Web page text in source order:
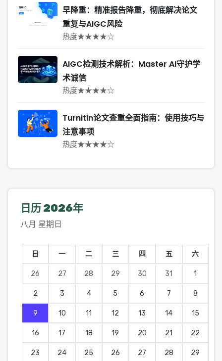
早降重：精准报告降重，彻底解决论文
重复与AIGC风险
热度★★★★☆
AIGC检测技术解析：Master AI守护学
术诚信
热度★★★★☆
Turnitin论文查重全面指南：使用技巧与
注意事项
热度★★★★☆
日历 2026年
八月 星期日
日 一 二 三 四 五 六
26 27 28 29 30 31 1
2 3 4 5 6 7 8
9 10 11 12 13 14 15
16 17 18 19 20 21 22
23 24 25 26 27 28 29